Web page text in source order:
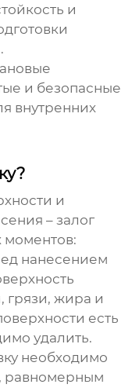
и
и безопасные
внутренних
и
– залог
моментов:
нанесением
грязи, жира и
есть
удалить.
необходимо
равномерным